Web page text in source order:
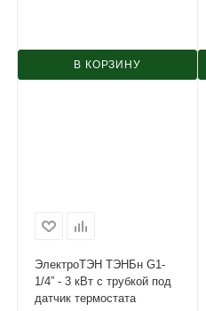
В КОРЗИНУ
ЭлектроТЭН ТЭНБн G1-
1/4” - 3 кВт с трубкой под
датчик термостата